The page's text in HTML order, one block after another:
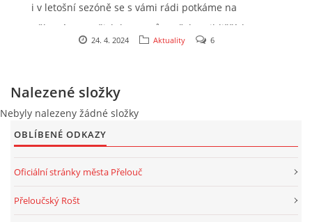
FOTOALBUM
KE STAŽENÍ
Přeloučská dechovka Vladimíra Kosiny, z.s.
i v letošní sezóně se s vámi rádi potkáme na
některém z našich koncertů. Z těch nejbližších
akcí bychom vás rádi pozvali na tradiční průvod
(průvod vychází v 17:45 od Gymnázia a pokračuje
dál městem), nebo pak na Staročeské máje v obci
Zbyslav na Čáslavsku. Poté nás čeká nabitý
v rubriceKde nás můžete slyšet
24. 4. 2024 Aktuality 6
Nalezené složky
Nebyly nalezeny žádné složky
OBLÍBENÉ ODKAZY
Oficiální stránky města Přelouč
Přeloučský Rošt